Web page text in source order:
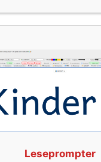
Leseprompter